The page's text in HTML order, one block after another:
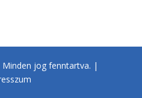
jog fenntartva. |